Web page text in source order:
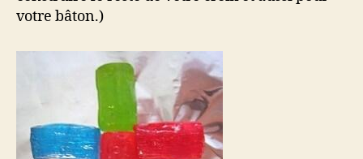
votre bâton.)